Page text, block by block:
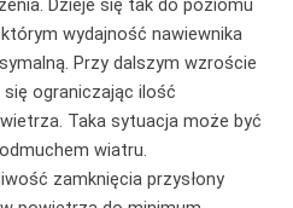
Dzieje się tak do poziomu
wydajność nawiewnika
Przy dalszym wzroście
się ograniczając ilość
Taka sytuacja może być
wiatru.
zamknięcia przysłony